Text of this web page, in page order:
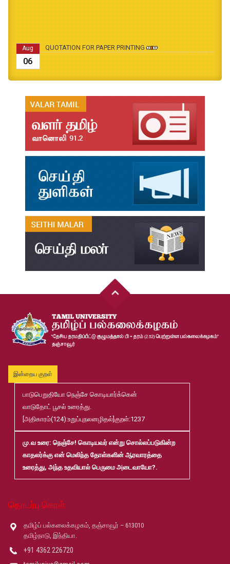
Aug
06
QUOTATION FOR PAPER PRINTING
04
Jul
31
தமிழ்க்கலை – தமிழியல் காலாண்டு ஆய்விதழ் - 2026
Jul
31
தமிழ்க்கலை – தமிழியல் காலாண்டு ஆய்விதழ் – 2025
Jul
31
தமிழ்க்கலை – தமிழியல் காலாண்டு ஆய்விதழ் – 2024
தமிழ்க்கலை – தமிழியல் காலாண்டு ஆய்விதழ் – 2023
31
தமிழ்க்கலை – தமிழியல் காலாண்டு ஆய்விதழ் – 2022
Jul
20
இளங்கலை முதுகலை தேர்வு முடிவுகள் 2026
Jul
20
முதுநிலை-பட்டயம்-தேர்வு-முடிவுகள்-மே2026
Jul
20
முனைவர்பட்டப்-பயிற்சிப்-பணித்-தேர்வு-முடிவுகள்-மே2026
Jun
02
B.Ed and M.Ed Admission Prospectus 2026-27
May
22
மரங்கள் ஏலம் விடுதல்
May
14
Robert-Caldwell-Chair-Fellowship-Temporary-Basis
May தமிழ்ப் பல்கலைக்கழகம்-2026-27 சேர்க்கை விவரக் கையேடு
இன்றைய குறள்
பாடுபெறுதியோ நெஞ்சே கொடியார்க்கென்
வாடுதோட் பூசல் உரைத்து.
[அதிகாரம்(124):உறுப்புநலனழிதல்]குறள்:1237
மு.வ உரை: நெஞ்சே! கொடியவர் என்று சொல்லப்படுகின்ற
காதலர்க்கு என் மெலிந்த தோள்களின் ஆரவாரத்தை
உரைத்து, அந்த உதவியால் பெருமை அடைவாயோ?.
தொடர்பு கொள்
தமிழ்ப் பல்கலைக்கழகம், தஞ்சாவூர் – 613010
தமிழ்நாடு, இந்தியா.
+91 4362 226720